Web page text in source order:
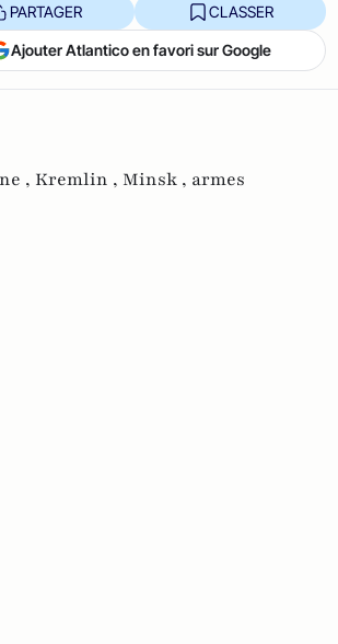
PARTAGER CLASSER
Ajouter Atlantico en favori sur Google
, Kremlin , Minsk , armes